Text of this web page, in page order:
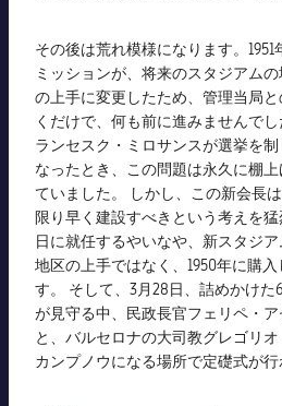
その後は荒れ模様になります。
ミッションが、将来のスタジアム
の上手に変更したため、管理当局
くだけで、何も前に進みませんでし
ランセスク・ミロサンスが選挙を制
なったとき、この問題は永久に棚
ていました。 しかし、この新会長
限り早く建設すべきという考えを猛
日に就任するやいなや、新スタジ
地区の上手ではなく、1950年に購
す。 そして、3月28日、詰めかけ
が見守る中、民政長官フェリペ・
と、バルセロナの大司教グレゴリオ
カンプノウになる場所で定礎式が行